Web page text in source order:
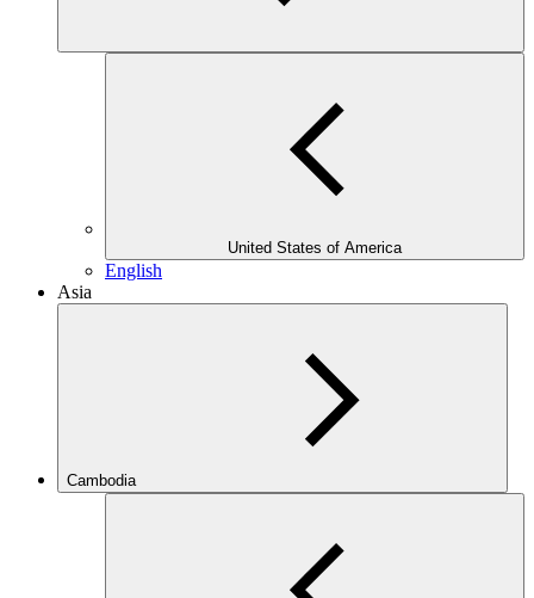
United States of America
English
Asia
Cambodia